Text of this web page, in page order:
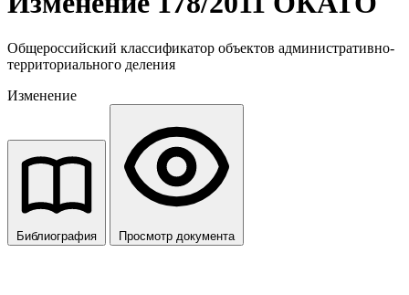
Общероссийский классификатор объектов административно-
территориального деления
Изменение
Библиография Просмотр документа